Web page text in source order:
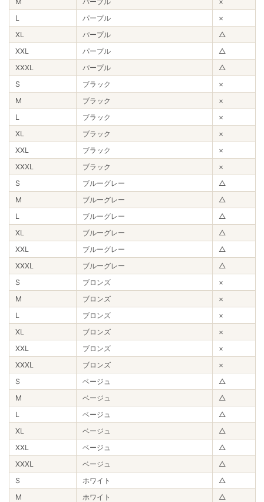
L
パープル
×
XL
パープル
△
XXL
パープル
△
XXXL
パープル
△
S
ブラック
×
M
ブラック
×
L
ブラック
×
XL
ブラック
×
XXL
ブラック
×
XXXL
ブラック
×
S
ブルーグレー
△
M
ブルーグレー
△
L
ブルーグレー
△
XL
ブルーグレー
△
XXL
ブルーグレー
△
XXXL
ブルーグレー
△
S
ブロンズ
×
M
ブロンズ
×
L
ブロンズ
×
XL
ブロンズ
×
XXL
ブロンズ
×
XXXL
ブロンズ
×
S
ベージュ
△
M
ベージュ
△
L
ベージュ
△
XL
ベージュ
△
XXL
ベージュ
△
XXXL
ベージュ
△
S
ホワイト
△
M
ホワイト
△